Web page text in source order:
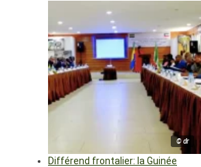
© dr
Différend frontalier: la Guinée